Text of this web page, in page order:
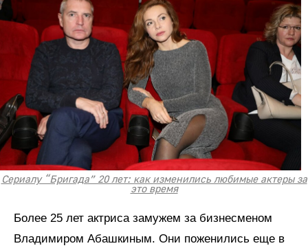
Сериалу “Бригада” 20 лет: как изменились любимые актеры за
это время
Более 25 лет актриса замужем за бизнесменом
Владимиром Абашкиным. Они поженились еще в